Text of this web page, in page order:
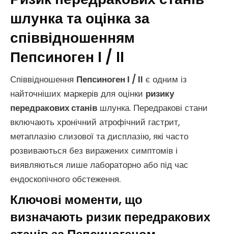
шлунка та оцінка за
співвідношенням
Пепсиноген I / II
Співвідношення Пепсиноген I / II є одним із
найточніших маркерів для оцінки ризику
передракових станів шлунка. Передракові стани
включають хронічний атрофічний гастрит,
метаплазію слизової та дисплазію, які часто
розвиваються без виражених симптомів і
виявляються лише лабораторно або під час
ендоскопічного обстеження.
Ключові моменти, що
визначають ризик передракових